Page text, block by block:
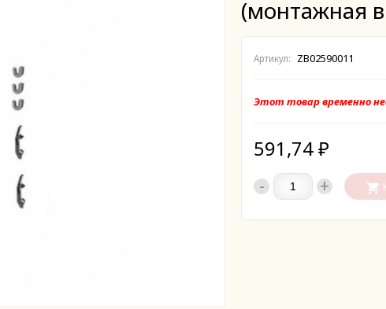
(монтажная
Артикул: ZB02590011
Этот товар временно
591,74 ₽
- +